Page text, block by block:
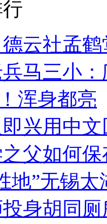
德云社孟
马三小
浑身都亮
兴用中
之父如何
地”无锡
身胡同